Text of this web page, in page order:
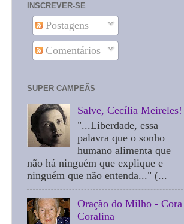
INSCREVER-SE
Postagens
Comentários
SUPER CAMPEÃS
Salve, Cecília Meireles!
"...Liberdade, essa
palavra que o sonho
humano alimenta que
não há ninguém que explique e
ninguém que não entenda..." (...
Oração do Milho - Cora
Coralina